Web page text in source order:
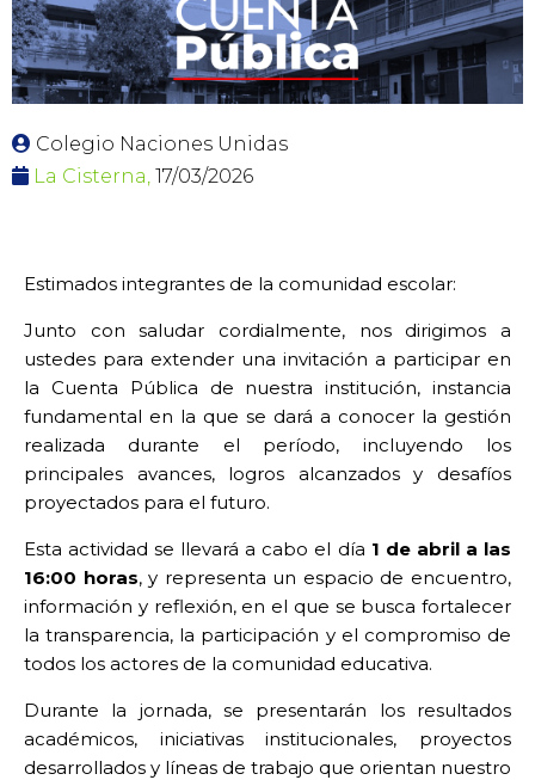
Colegio Naciones Unidas
La Cisterna, 17/03/2026
Estimados integrantes de la comunidad escolar:
Junto con saludar cordialmente, nos dirigimos a
ustedes para extender una invitación a participar en
la Cuenta Pública de nuestra institución, instancia
fundamental en la que se dará a conocer la gestión
realizada durante el período, incluyendo los
principales avances, logros alcanzados y desafíos
proyectados para el futuro.
Esta actividad se llevará a cabo el día 1 de abril a las
16:00 horas, y representa un espacio de encuentro,
información y reflexión, en el que se busca fortalecer
la transparencia, la participación y el compromiso de
todos los actores de la comunidad educativa.
Durante la jornada, se presentarán los resultados
académicos, iniciativas institucionales, proyectos
desarrollados y líneas de trabajo que orientan nuestro